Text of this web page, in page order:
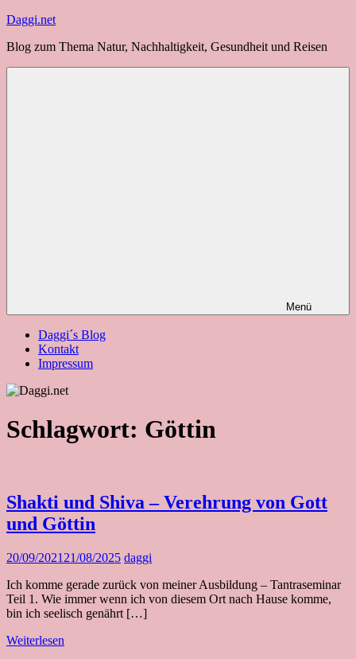
Zum
springen
Daggi.net
Blog zum Thema Natur, Nachhaltigkeit, Gesundheit und Reisen
Menü
Daggi´s Blog
Kontakt
Impressum
Schlagwort: Göttin
Shakti und Shiva – Verehrung von Gott
und Göttin
20/09/2021 21/08/2025 daggi
Ich komme gerade zurück von meiner Ausbildung – Tantraseminar
Teil 1. Wie immer wenn ich von diesem Ort nach Hause komme,
bin ich seelisch genährt […]
Weiterlesen